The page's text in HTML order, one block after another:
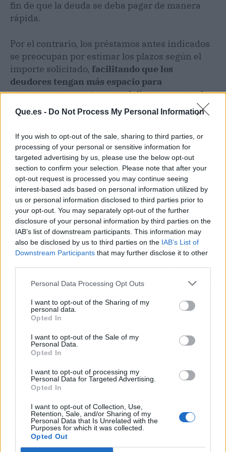
Que.es - Do Not Process My Personal Information
If you wish to opt-out of the sale, sharing to third parties, or
processing of your personal or sensitive information for
targeted advertising by us, please use the below opt-out
section to confirm your selection. Please note that after your
opt-out request is processed you may continue seeing
interest-based ads based on personal information utilized by
us or personal information disclosed to third parties prior to
your opt-out. You may separately opt-out of the further
disclosure of your personal information by third parties on the
IAB’s list of downstream participants. This information may
also be disclosed by us to third parties on the IAB’s List of
Downstream Participants that may further disclose it to other
Personal Data Processing Opt Outs
I want to opt-out of the Sharing of my
personal data.
Opted In
I want to opt-out of the Sale of my
Personal Data.
Opted In
I want to opt-out of processing my
Personal Data for Targeted Advertising.
Opted In
I want to opt-out of Collection, Use,
Retention, Sale, and/or Sharing of my
Personal Data that Is Unrelated with the
Purposes for which it was collected.
Opted Out
fin de que la deuda se deba pagar de manera
rápida.
Por el contrario, los préstamos antes indicados
se preocupan por estimar los plazos según el
importe solicitado, facilitando que los
deudores tengan más espacio para
recuperarse y contar con el dinero necesario
para el pago.
Por ello, los plazos y las cuotas se calculan con
cuidado. Incluso, cuentan con un simulador
bien establecido, para que las personas vean
sus cálculos antes de aventurarse a solicitar el
préstamo que desean.
Tiempo de aprobación
Para que todo el proceso sea muy ágil y se
puedan evitar los largos tiempos de espera, los
préstamos rápidos son aprobados casi en
minutos, permitiendo quelas personas sepan
si pueden contar o no con el importe solicitado
resulte.
Esto es algo que tienen en común ambos tipos
de préstamos y que se puede rescatar. Con solo
10 minutos, un préstamo puede ser evaluado y
otorgado, haciendo notorias las condiciones del
mismo, como las cuotas, los intereses y otros
Compromiso de devolución
Los créditos rápidos suelen no requerir tanta